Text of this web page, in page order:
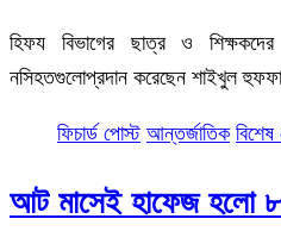
হিফয বিভাগের ছাত্র ও
নসিহতগুলোপ্রদান করেছেন শাইখুল
ফিচার্ড পোস্ট আন্তর্জাতিক
আট মাসেই হাফেজ হলো ৮